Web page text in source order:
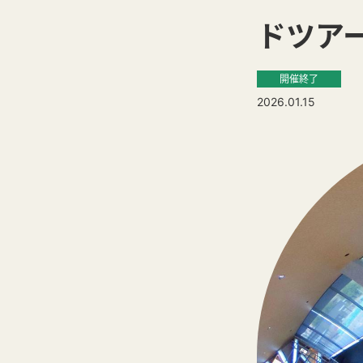
ドツア
開催終了
2026.01.15